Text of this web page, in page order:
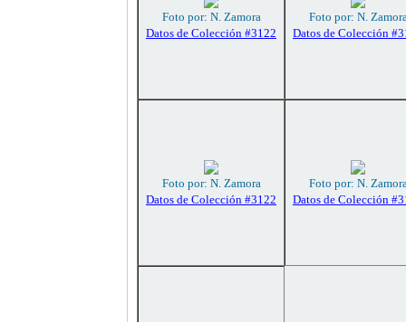
Foto por: N. Zamora
Datos de Colección #3122
Foto por: N.
Datos de Colección
Foto por: N. Zamora
Datos de Colección #3122
Foto por: N.
Datos de Colección